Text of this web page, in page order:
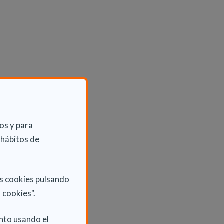
y para
de
cookies pulsando
usando el